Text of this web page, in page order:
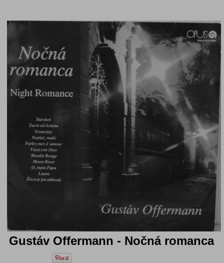
Gustáv Offermann - Nočná romanca